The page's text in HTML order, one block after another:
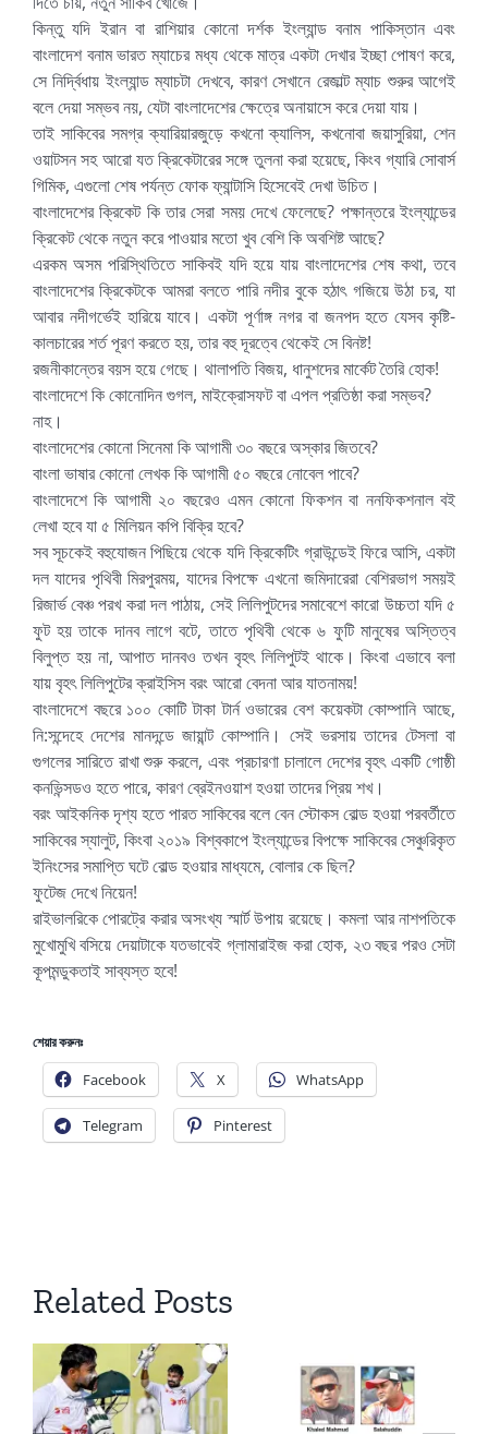
কিন্তু যদি ইরান বা রাশিয়ার কোনো দর্শক ইংল্যান্ড বনাম পাকিস্তান এবং
বাংলাদেশ বনাম ভারত ম্যাচের মধ্য থেকে মাত্র একটা দেখার ইচ্ছা পোষণ করে,
সে নির্দ্বিধায় ইংল্যান্ড ম্যাচটা দেখবে, কারণ সেখানে রেজাল্ট ম্যাচ শুরুর আগেই
বলে দেয়া সম্ভব নয়, যেটা বাংলাদেশের ক্ষেত্রে অনায়াসে করে দেয়া যায়।
তাই সাকিবের সমগ্র ক্যারিয়ারজুড়ে কখনো ক্যালিস, কখনোবা জয়াসুরিয়া, শেন
ওয়াটসন সহ আরো যত ক্রিকেটারের সঙ্গে তুলনা করা হয়েছে, কিংব গ্যারি সোবার্স
গিমিক, এগুলো শেষ পর্যন্ত ফোক ফ্যান্টাসি হিসেবেই দেখা উচিত।
বাংলাদেশের ক্রিকেট কি তার সেরা সময় দেখে ফেলেছে? পক্ষান্তরে ইংল্যান্ডের
ক্রিকেট থেকে নতুন করে পাওয়ার মতো খুব বেশি কি অবশিষ্ট আছে?
এরকম অসম পরিস্থিতিতে সাকিবই যদি হয়ে যায় বাংলাদেশের শেষ কথা, তবে
বাংলাদেশের ক্রিকেটকে আমরা বলতে পারি নদীর বুকে হঠাৎ গজিয়ে উঠা চর, যা
আবার নদীগর্ভেই হারিয়ে যাবে। একটা পূর্ণাঙ্গ নগর বা জনপদ হতে যেসব কৃষ্টি-
কালচারের শর্ত পূরণ করতে হয়, তার বহু দূরত্বে থেকেই সে বিনষ্ট!
রজনীকান্তের বয়স হয়ে গেছে। থালাপতি বিজয়, ধানুশদের মার্কেট তৈরি হোক!
বাংলাদেশে কি কোনোদিন গুগল, মাইক্রোসফট বা এপল প্রতিষ্ঠা করা সম্ভব?
নাহ।
বাংলাদেশের কোনো সিনেমা কি আগামী ৩০ বছরে অস্কার জিতবে?
বাংলা ভাষার কোনো লেখক কি আগামী ৫০ বছরে নোবেল পাবে?
বাংলাদেশে কি আগামী ২০ বছরেও এমন কোনো ফিকশন বা ননফিকশনাল বই
লেখা হবে যা ৫ মিলিয়ন কপি বিক্রি হবে?
সব সূচকেই বহুযোজন পিছিয়ে থেকে যদি ক্রিকেটিং গ্রাউন্ডেই ফিরে আসি, একটা
দল যাদের পৃথিবী মিরপুরময়, যাদের বিপক্ষে এখনো জমিদারেরা বেশিরভাগ সময়ই
রিজার্ভ বেঞ্চ পরখ করা দল পাঠায়, সেই লিলিপুটদের সমাবেশে কারো উচ্চতা যদি ৫
ফুট হয় তাকে দানব লাগে বটে, তাতে পৃথিবী থেকে ৬ ফুটি মানুষের অস্তিত্ব
বিলুপ্ত হয় না, আপাত দানবও তখন বৃহৎ লিলিপুটই থাকে। কিংবা এভাবে বলা
যায় বৃহৎ লিলিপুটের ক্রাইসিস বরং আরো বেদনা আর যাতনাময়!
বাংলাদেশে বছরে ১০০ কোটি টাকা টার্ন ওভারের বেশ কয়েকটা কোম্পানি আছে,
নি:সন্দেহে দেশের মানদন্ডে জায়ান্ট কোম্পানি। সেই ভরসায় তাদের টেসলা বা
গুগলের সারিতে রাখা শুরু করলে, এবং প্রচারণা চালালে দেশের বৃহৎ একটি গোষ্ঠী
কনভিন্সডও হতে পারে, কারণ ব্রেইনওয়াশ হওয়া তাদের প্রিয় শখ।
বরং আইকনিক দৃশ্য হতে পারত সাকিবের বলে বেন স্টোকস বোল্ড হওয়া পরবর্তীতে
সাকিবের স্যালুট, কিংবা ২০১৯ বিশ্বকাপে ইংল্যান্ডের বিপক্ষে সাকিবের সেঞ্চুরিকৃত
ইনিংসের সমাপ্তি ঘটে বোল্ড হওয়ার মাধ্যমে, বোলার কে ছিল?
ফুটেজ দেখে নিয়েন!
রাইভালরিকে পোরট্রে করার অসংখ্য স্মার্ট উপায় রয়েছে। কমলা আর নাশপতিকে
মুখোমুখি বসিয়ে দেয়াটাকে যতভাবেই গ্লামারাইজ করা হোক, ২৩ বছর পরও সেটা
কূপমন্ডুকতাই সাব্যস্ত হবে!
শেয়ার করুনঃ
Facebook X WhatsApp
Telegram Pinterest
Related Posts